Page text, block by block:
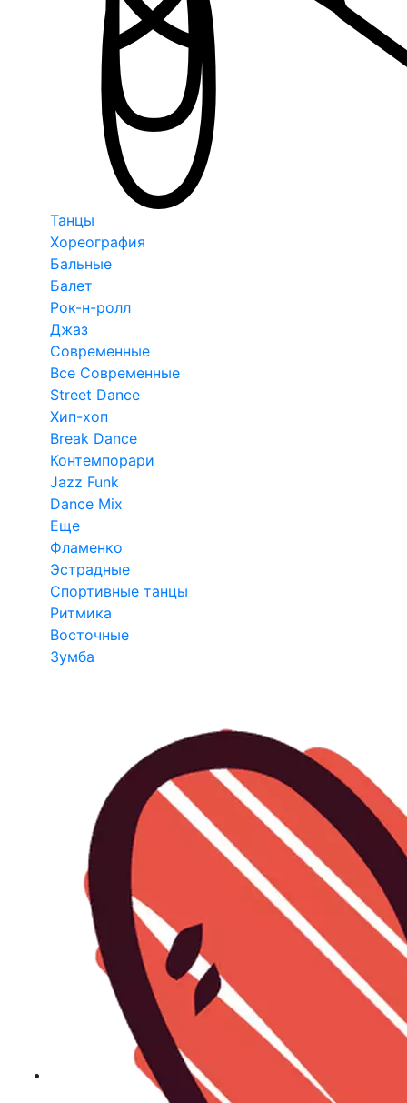
Танцы
Хореография
Бальные
Балет
Рок-н-ролл
Джаз
Современные
Все Современные
Street Dance
Хип-хоп
Break Dance
Контемпорари
Jazz Funk
Dance Mix
Еще
Фламенко
Эстрадные
Спортивные танцы
Ритмика
Восточные
Зумба